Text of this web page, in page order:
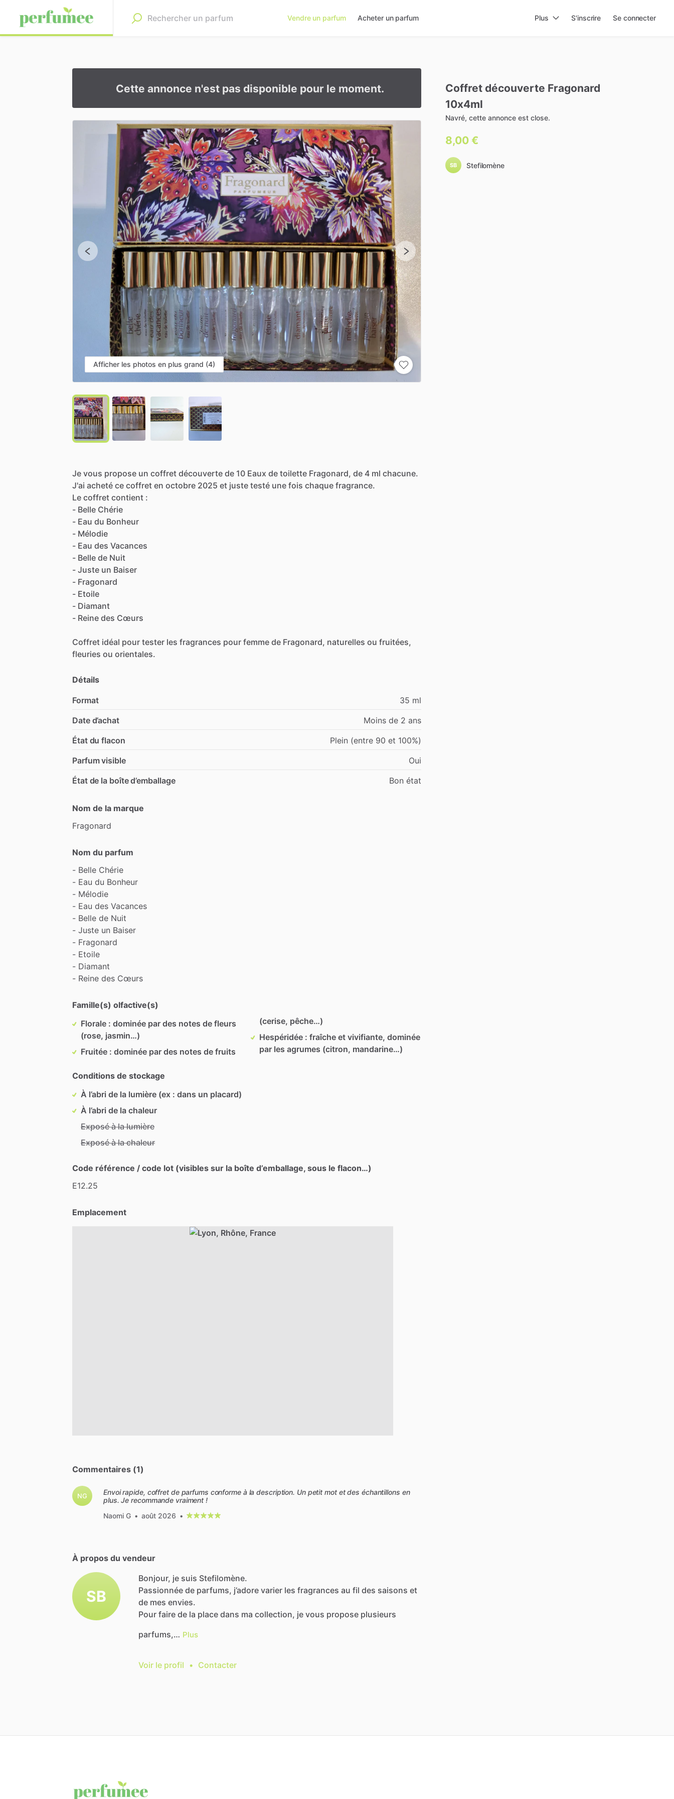
Vendre un parfum Acheter un parfum Plus S'inscrire Se connecter
Cette annonce n'est pas disponible pour le moment.
Afficher les photos en plus grand (4)
Je vous propose un coffret découverte de 10 Eaux de toilette Fragonard, de 4 ml chacune.
J'ai acheté ce coffret en octobre 2025 et juste testé une fois chaque fragrance.
Le coffret contient :
- Belle Chérie
- Eau du Bonheur
- Mélodie
- Eau des Vacances
- Belle de Nuit
- Juste un Baiser
- Fragonard
- Etoile
- Diamant
- Reine des Cœurs
Coffret idéal pour tester les fragrances pour femme de Fragonard, naturelles ou fruitées,
fleuries ou orientales.
Détails
Format
35 ml
Date d’achat
Moins de 2 ans
État du flacon
Plein (entre 90 et 100%)
Parfum visible
Oui
État de la boîte d’emballage
Bon état
Nom de la marque
Fragonard
Nom du parfum
- Belle Chérie
- Eau du Bonheur
- Mélodie
- Eau des Vacances
- Belle de Nuit
- Juste un Baiser
- Fragonard
- Etoile
- Diamant
- Reine des Cœurs
Famille(s) olfactive(s)
Florale : dominée par des notes de fleurs
(rose, jasmin…)
Fruitée : dominée par des notes de fruits
(cerise, pêche…)
Hespéridée : fraîche et vivifiante, dominée
par les agrumes (citron, mandarine…)
Conditions de stockage
À l’abri de la lumière (ex : dans un placard)
À l’abri de la chaleur
Exposé à la lumière
Exposé à la chaleur
Code référence / code lot (visibles sur la boîte d’emballage, sous le flacon…)
E12.25
Emplacement
Commentaires (1)
NG
Envoi rapide, coffret de parfums conforme à la description. Un petit mot et des échantillons en
plus. Je recommande vraiment !
Naomi G • août 2026 •
À propos du vendeur
SB
Bonjour, je suis Stefilomène.
Passionnée de parfums, j’adore varier les fragrances au fil des saisons et
de mes envies.
Pour faire de la place dans ma collection, je vous propose plusieurs
parfums,… Plus
Voir le profil • Contacter
Coffret découverte Fragonard
10x4ml
Navré, cette annonce est close.
8,00 €
SB Stefilomène